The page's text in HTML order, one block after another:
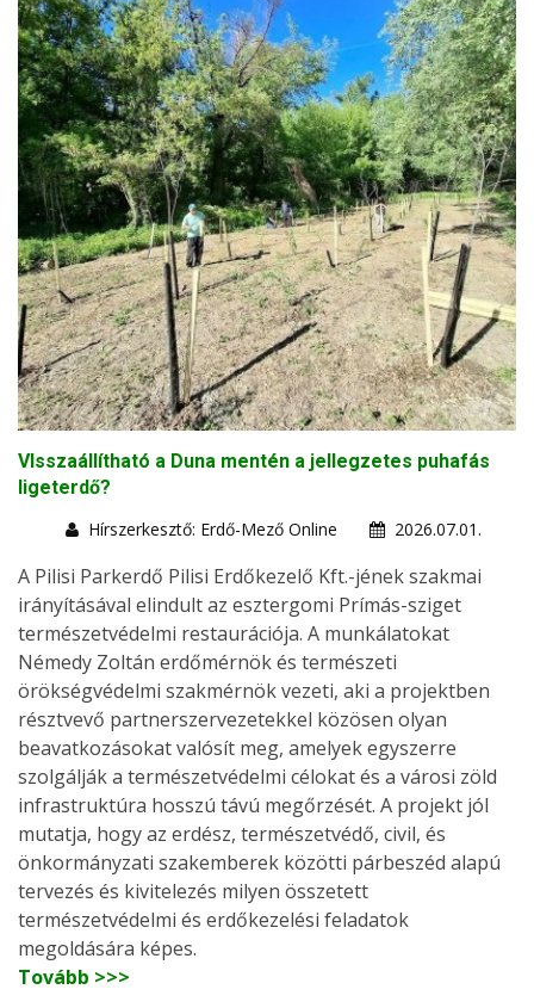
VIsszaállítható a Duna mentén a jellegzetes puhafás
ligeterdő?
Hírszerkesztő: Erdő-Mező Online
2026.07.01.
A Pilisi Parkerdő Pilisi Erdőkezelő Kft.-jének szakmai
irányításával elindult az esztergomi Prímás-sziget
természetvédelmi restaurációja. A munkálatokat
Némedy Zoltán erdőmérnök és természeti
örökségvédelmi szakmérnök vezeti, aki a projektben
résztvevő partnerszervezetekkel közösen olyan
beavatkozásokat valósít meg, amelyek egyszerre
szolgálják a természetvédelmi célokat és a városi zöld
infrastruktúra hosszú távú megőrzését. A projekt jól
mutatja, hogy az erdész, természetvédő, civil, és
önkormányzati szakemberek közötti párbeszéd alapú
tervezés és kivitelezés milyen összetett
természetvédelmi és erdőkezelési feladatok
megoldására képes.
Tovább >>>